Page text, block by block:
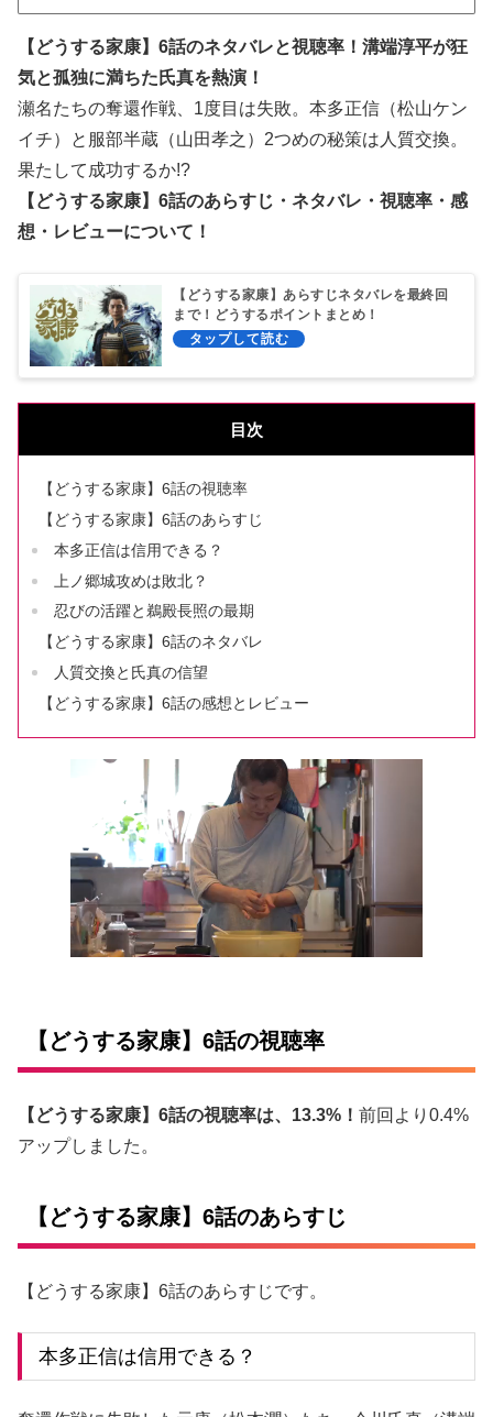
【どうする家康】6話のネタバレと視聴率！溝端淳平が狂
気と孤独に満ちた氏真を熱演！
瀬名たちの奪還作戦、1度目は失敗。本多正信（松山ケン
イチ）と服部半蔵（山田孝之）2つめの秘策は人質交換。
果たして成功するか!?
【どうする家康】6話のあらすじ・ネタバレ・視聴率・感
想・レビューについて！
【どうする家康】あらすじネタバレを最終回
まで！どうするポイントまとめ！
目次
【どうする家康】6話の視聴率
【どうする家康】6話のあらすじ
本多正信は信用できる？
上ノ郷城攻めは敗北？
忍びの活躍と鵜殿長照の最期
【どうする家康】6話のネタバレ
人質交換と氏真の信望
【どうする家康】6話の感想とレビュー
【どうする家康】6話の視聴率
【どうする家康】6話の視聴率は、13.3%！ 前回より0.4%
アップしました。
【どうする家康】6話のあらすじ
【どうする家康】6話のあらすじです。
本多正信は信用できる？